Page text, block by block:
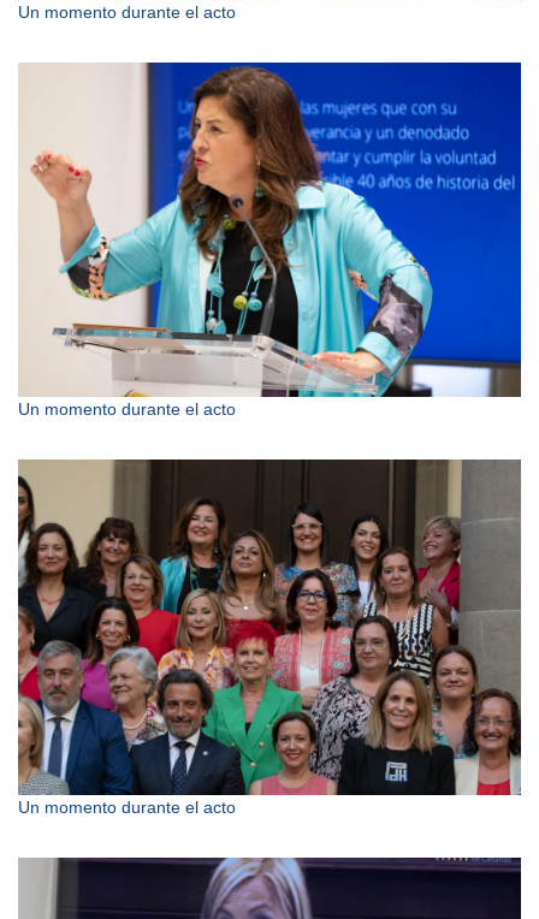
Un momento durante el acto
Un momento durante el acto
Un momento durante el acto